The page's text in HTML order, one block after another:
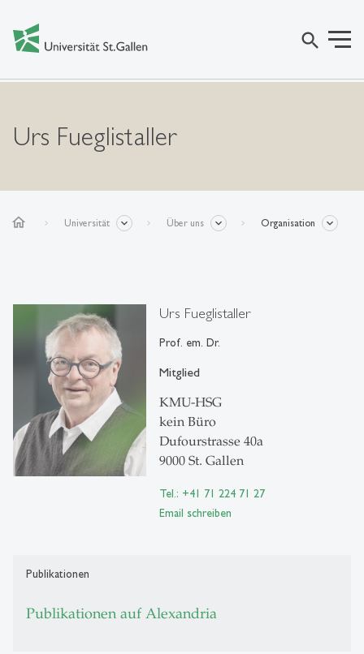
search
Urs Fueglistaller
home Universität Über uns Organisation
Urs Fueglistaller
Prof. em. Dr.
Mitglied
KMU-HSG
kein Büro
Dufourstrasse 40a
9000 St. Gallen
Tel.: +41 71 224 71 27
Email schreiben
Publikationen
Publikationen auf Alexandria